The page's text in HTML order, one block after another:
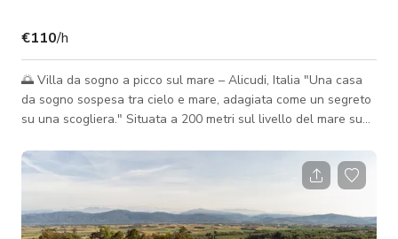
€110/h
🌅 Villa da sogno a picco sul mare – Alicudi, Italia "Una casa
da sogno sospesa tra cielo e mare, adagiata come un segreto
su una scogliera." Situata a 200 metri sul livello del mare su
offre un panorama cinematografico che si estende
sull'orizzonte del Mediterraneo. Situata sull'isola remota di
è circondata da antichi uliveti, mandorleti e agrumeti,
rendendol